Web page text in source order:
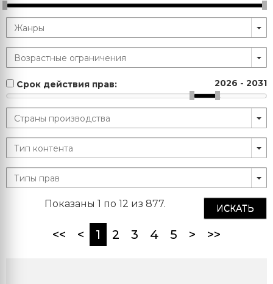
Срок действия прав: 2026 - 2031
ИСКАТЬ
Показаны 1 по 12 из 877.
<< < 1 (current)
2 3 4 5 > >>